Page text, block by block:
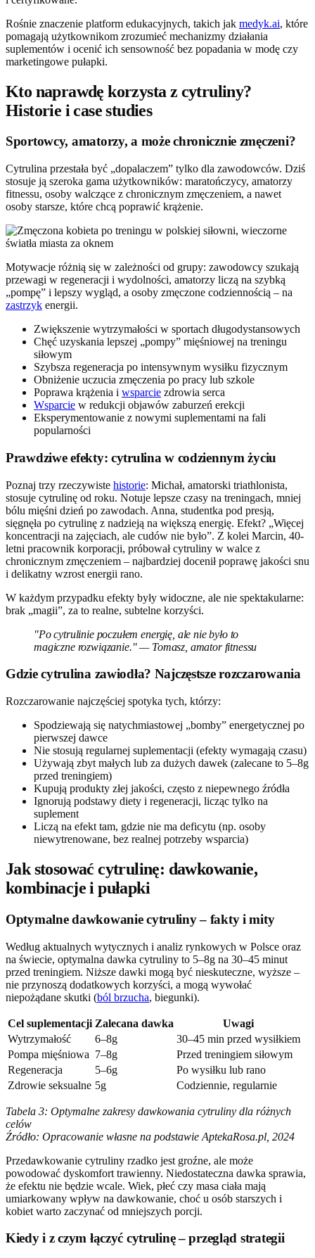
Rośnie znaczenie platform edukacyjnych, takich jak medyk.ai, które
pomagają użytkownikom zrozumieć mechanizmy działania
suplementów i ocenić ich sensowność bez popadania w modę czy
marketingowe pułapki.
Kto naprawdę korzysta z cytruliny?
Historie i case studies
Sportowcy, amatorzy, a może chronicznie zmęczeni?
Cytrulina przestała być „dopalaczem” tylko dla zawodowców. Dziś
stosuje ją szeroka gama użytkowników: maratończycy, amatorzy
fitnessu, osoby walczące z chronicznym zmęczeniem, a nawet
osoby starsze, które chcą poprawić krążenie.
Motywacje różnią się w zależności od grupy: zawodowcy szukają
przewagi w regeneracji i wydolności, amatorzy liczą na szybką
„pompę” i lepszy wygląd, a osoby zmęczone codziennością – na
zastrzyk energii.
Zwiększenie wytrzymałości w sportach długodystansowych
Chęć uzyskania lepszej „pompy” mięśniowej na treningu
siłowym
Szybsza regeneracja po intensywnym wysiłku fizycznym
Obniżenie uczucia zmęczenia po pracy lub szkole
Poprawa krążenia i wsparcie zdrowia serca
Wsparcie w redukcji objawów zaburzeń erekcji
Eksperymentowanie z nowymi suplementami na fali
popularności
Prawdziwe efekty: cytrulina w codziennym życiu
Poznaj trzy rzeczywiste historie: Michał, amatorski triathlonista,
stosuje cytrulinę od roku. Notuje lepsze czasy na treningach, mniej
bólu mięśni dzień po zawodach. Anna, studentka pod presją,
sięgnęła po cytrulinę z nadzieją na większą energię. Efekt? „Więcej
koncentracji na zajęciach, ale cudów nie było”. Z kolei Marcin, 40-
letni pracownik korporacji, próbował cytruliny w walce z
chronicznym zmęczeniem – najbardziej docenił poprawę jakości snu
i delikatny wzrost energii rano.
W każdym przypadku efekty były widoczne, ale nie spektakularne:
brak „magii”, za to realne, subtelne korzyści.
"Po cytrulinie poczułem energię, ale nie było to
magiczne rozwiązanie." — Tomasz, amator fitnessu
Gdzie cytrulina zawiodła? Najczęstsze rozczarowania
Rozczarowanie najczęściej spotyka tych, którzy:
Spodziewają się natychmiastowej „bomby” energetycznej po
pierwszej dawce
Nie stosują regularnej suplementacji (efekty wymagają czasu)
Używają zbyt małych lub za dużych dawek (zalecane to 5–8g
przed treningiem)
Kupują produkty złej jakości, często z niepewnego źródła
Ignorują podstawy diety i regeneracji, licząc tylko na
suplement
Liczą na efekt tam, gdzie nie ma deficytu (np. osoby
niewytrenowane, bez realnej potrzeby wsparcia)
Jak stosować cytrulinę: dawkowanie,
kombinacje i pułapki
Optymalne dawkowanie cytruliny – fakty i mity
Według aktualnych wytycznych i analiz rynkowych w Polsce oraz
na świecie, optymalna dawka cytruliny to 5–8g na 30–45 minut
przed treningiem. Niższe dawki mogą być nieskuteczne, wyższe –
nie przynoszą dodatkowych korzyści, a mogą wywołać
niepożądane skutki (ból brzucha, biegunki).
Cel suplementacji Zalecana dawka
Uwagi
Wytrzymałość
6–8g
30–45 min przed wysiłkiem
Pompa mięśniowa 7–8g
Przed treningiem siłowym
Regeneracja
5–6g
Po wysiłku lub rano
Zdrowie seksualne 5g Codziennie, regularnie
Tabela 3: Optymalne zakresy dawkowania cytruliny dla różnych
celów
Źródło: Opracowanie własne na podstawie AptekaRosa.pl, 2024
Przedawkowanie cytruliny rzadko jest groźne, ale może
powodować dyskomfort trawienny. Niedostateczna dawka sprawia,
że efektu nie będzie wcale. Wiek, płeć czy masa ciała mają
umiarkowany wpływ na dawkowanie, choć u osób starszych i
kobiet warto zaczynać od mniejszych porcji.
Kiedy i z czym łączyć cytrulinę – przegląd strategii